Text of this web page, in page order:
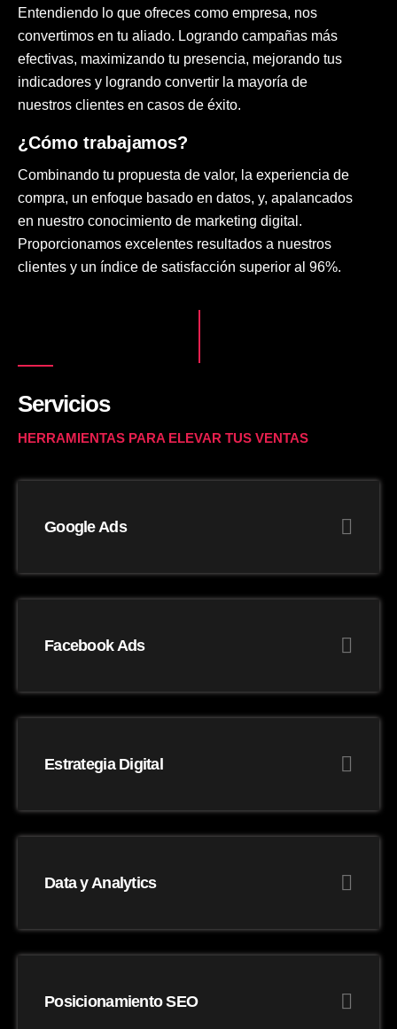
Entendiendo lo que ofreces como empresa, nos
convertimos en tu aliado. Logrando campañas más
efectivas, maximizando tu presencia, mejorando tus
indicadores y logrando convertir la mayoría de
nuestros clientes en casos de éxito.
¿Cómo trabajamos?
Combinando tu propuesta de valor, la experiencia de
compra, un enfoque basado en datos, y, apalancados
en nuestro conocimiento de marketing digital.
Proporcionamos excelentes resultados a nuestros
clientes y un índice de satisfacción superior al 96%.
Servicios
HERRAMIENTAS PARA ELEVAR TUS VENTAS
Google Ads
Facebook Ads
Estrategia Digital
Data y Analytics
Posicionamiento SEO